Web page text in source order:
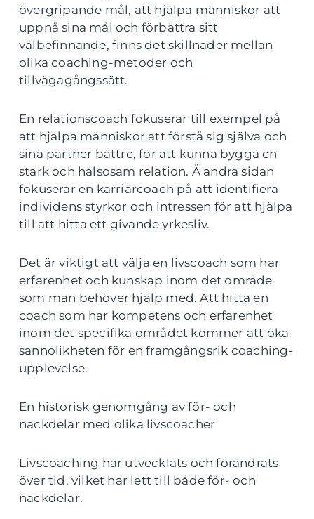
övergripande mål, att hjälpa människor att
uppnå sina mål och förbättra sitt
välbefinnande, finns det skillnader mellan
olika coaching-metoder och
tillvägagångssätt.
En relationscoach fokuserar till exempel på
att hjälpa människor att förstå sig själva och
sina partner bättre, för att kunna bygga en
stark och hälsosam relation. Å andra sidan
fokuserar en karriärcoach på att identifiera
individens styrkor och intressen för att hjälpa
till att hitta ett givande yrkesliv.
Det är viktigt att välja en livscoach som har
erfarenhet och kunskap inom det område
som man behöver hjälp med. Att hitta en
coach som har kompetens och erfarenhet
inom det specifika området kommer att öka
sannolikheten för en framgångsrik coaching-
upplevelse.
En historisk genomgång av för- och
nackdelar med olika livscoacher
Livscoaching har utvecklats och förändrats
över tid, vilket har lett till både för- och
nackdelar.